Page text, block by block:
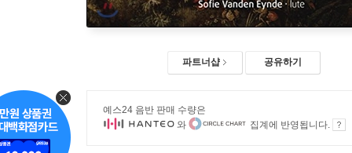
파트너샵 공유하기
예스24 음반 판매 수량은
와
집계에 반영됩니다.